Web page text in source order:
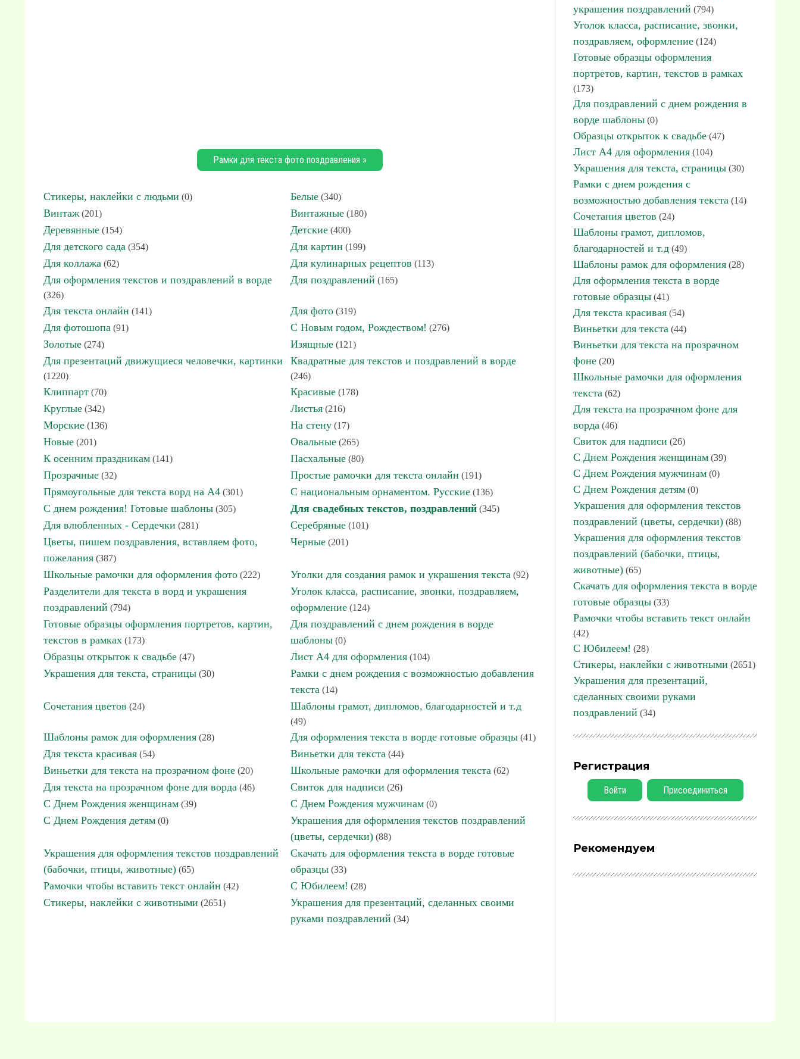
Рамки для текста фото поздравления »
Стикеры, наклейки с людьми (0) Белые (340)
Винтаж (201) Винтажные (180)
Деревянные (154) Детские (400)
Для детского сада (354) Для картин (199)
Для коллажа (62) Для кулинарных рецептов (113)
Для оформления текстов и поздравлений в ворде
(326)
Для поздравлений (165)
Для текста онлайн (141) Для фото (319)
Для фотошопа (91) С Новым годом, Рождеством! (276)
Золотые (274) Изящные (121)
Для презентаций движущиеся человечки, картинки
(1220)
Квадратные для текстов и поздравлений в ворде
(246)
Клиппарт (70) Красивые (178)
Круглые (342) Листья (216)
Морские (136) На стену (17)
Новые (201) Овальные (265)
К осенним праздникам (141) Пасхальные (80)
Прозрачные (32) Простые рамочки для текста онлайн (191)
Прямоугольные для текста ворд на А4 (301) С национальным орнаментом. Русские (136)
С днем рождения! Готовые шаблоны (305) Для свадебных текстов, поздравлений (345)
Для влюбленных - Сердечки (281) Серебряные (101)
Цветы, пишем поздравления, вставляем фото,
пожелания (387)
Черные (201)
Школьные рамочки для оформления фото (222) Уголки для создания рамок и украшения текста (92)
Разделители для текста в ворд и украшения
поздравлений (794)
Уголок класса, расписание, звонки, поздравляем,
оформление (124)
Готовые образцы оформления портретов, картин,
текстов в рамках (173)
Для поздравлений с днем рождения в ворде
шаблоны (0)
Образцы открыток к свадьбе (47) Лист А4 для оформления (104)
Украшения для текста, страницы (30)
Рамки с днем рождения с возможностью добавления
текста (14)
Сочетания цветов (24) Шаблоны грамот, дипломов, благодарностей и т.д
(49)
Шаблоны рамок для оформления (28) Для оформления текста в ворде готовые образцы (41)
Для текста красивая (54) Виньетки для текста (44)
Виньетки для текста на прозрачном фоне (20) Школьные рамочки для оформления текста (62)
Для текста на прозрачном фоне для ворда (46) Свиток для надписи (26)
С Днем Рождения женщинам (39) С Днем Рождения мужчинам (0)
С Днем Рождения детям (0)
Украшения для оформления текстов поздравлений
(цветы, сердечки) (88)
Украшения для оформления текстов поздравлений
(бабочки, птицы, животные) (65)
Скачать для оформления текста в ворде готовые
образцы (33)
Рамочки чтобы вставить текст онлайн (42) С Юбилеем! (28)
Стикеры, наклейки с животными (2651)
Украшения для презентаций, сделанных своими
руками поздравлений (34)
украшения поздравлений (794)
Уголок класса, расписание, звонки,
поздравляем, оформление (124)
Готовые образцы оформления
портретов, картин, текстов в рамках
(173)
Для поздравлений с днем рождения в
ворде шаблоны (0)
Образцы открыток к свадьбе (47)
Лист А4 для оформления (104)
Украшения для текста, страницы (30)
Рамки с днем рождения с
возможностью добавления текста (14)
Сочетания цветов (24)
Шаблоны грамот, дипломов,
благодарностей и т.д (49)
Шаблоны рамок для оформления (28)
Для оформления текста в ворде
готовые образцы (41)
Для текста красивая (54)
Виньетки для текста (44)
Виньетки для текста на прозрачном
фоне (20)
Школьные рамочки для оформления
текста (62)
Для текста на прозрачном фоне для
ворда (46)
Свиток для надписи (26)
С Днем Рождения женщинам (39)
С Днем Рождения мужчинам (0)
С Днем Рождения детям (0)
Украшения для оформления текстов
поздравлений (цветы, сердечки) (88)
Украшения для оформления текстов
поздравлений (бабочки, птицы,
животные) (65)
Скачать для оформления текста в ворде
готовые образцы (33)
Рамочки чтобы вставить текст онлайн
(42)
С Юбилеем! (28)
Стикеры, наклейки с животными (2651)
Украшения для презентаций,
сделанных своими руками
поздравлений (34)
Регистрация
Войти Присоединиться
Рекомендуем